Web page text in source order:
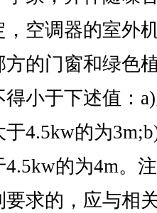
空调器的室外
的门窗和绿色
小于下述值：
4.5kw的为
的为4m。
要求的，应与相